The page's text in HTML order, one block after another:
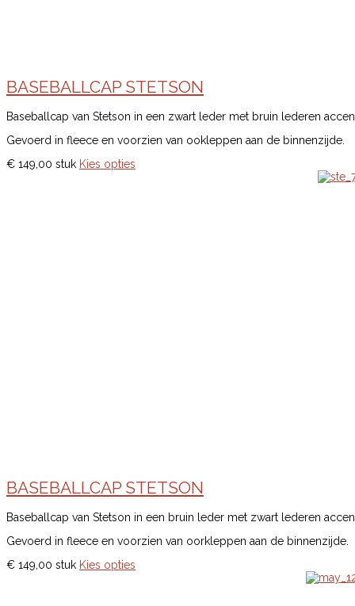
BASEBALLCAP STETSON
Baseballcap van Stetson in een zwart leder met bruin lederen
Gevoerd in fleece en voorzien van ookleppen aan de binnenzijde.
€ 149,00 stuk Kies opties
BASEBALLCAP STETSON
Baseballcap van Stetson in een bruin leder met zwart lederen
Gevoerd in fleece en voorzien van oorkleppen aan de binnenzijde.
€ 149,00 stuk Kies opties